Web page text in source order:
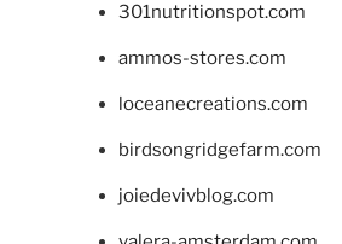
301nutritionspot.com
ammos-stores.com
loceanecreations.com
birdsongridgefarm.com
joiedevivblog.com